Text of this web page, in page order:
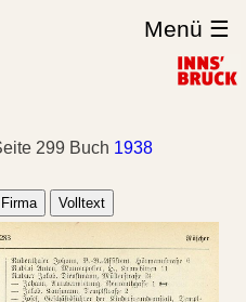
Menü ☰
299 Buch 1938
Firma Volltext